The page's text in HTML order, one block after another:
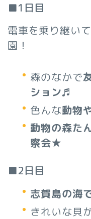
■1日目
電車を乗り継い
園！
森のなかで
ション♬
色んな動物
動物の森た
察会★
■2日目
志賀島の海
きれいな貝